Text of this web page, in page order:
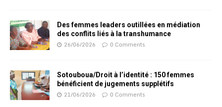
Des femmes leaders outillées en médiation
des conflits liés à la transhumance
26/06/2026 0 Comments
Sotouboua/Droit à l’identité : 150 femmes
bénéficient de jugements supplétifs
21/06/2026 0 Comments